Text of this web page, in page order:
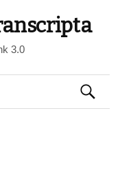
3.0
Suchen
nach: